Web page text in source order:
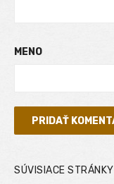
MENO
SÚVISIACE STRÁNKY